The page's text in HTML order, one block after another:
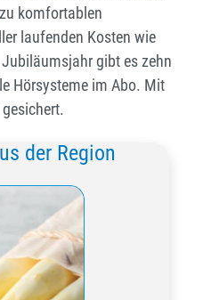
komfortablen
laufenden Kosten wie
gibt es zehn
Hörsysteme im Abo. Mit
der Region